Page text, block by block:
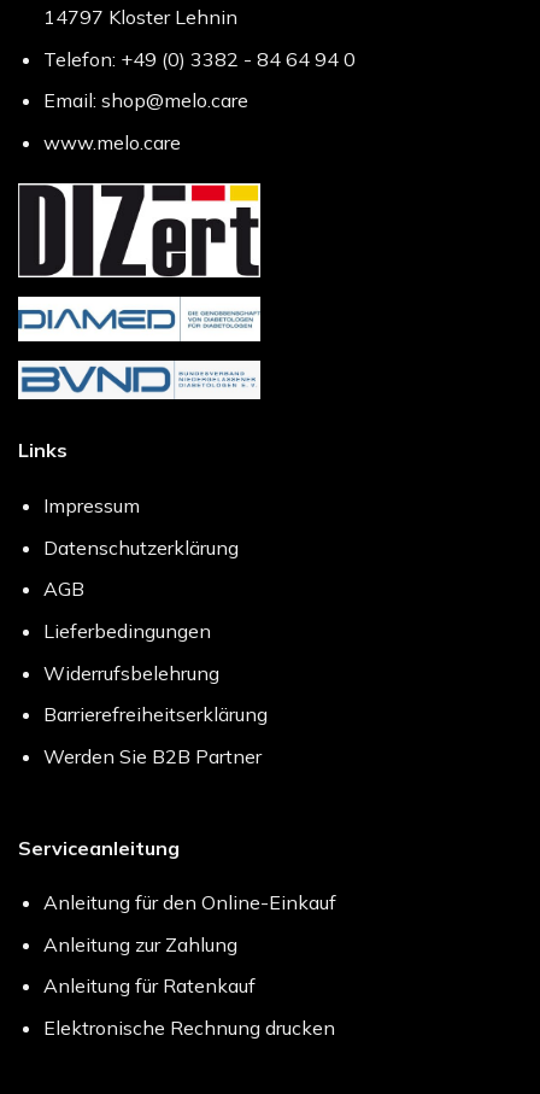
14797 Kloster Lehnin
Telefon: +49 (0) 3382 - 84 64 94 0
Email: shop@melo.care
www.melo.care
Links
Impressum
Datenschutzerklärung
AGB
Lieferbedingungen
Widerrufsbelehrung
Barrierefreiheitserklärung
Werden Sie B2B Partner
Serviceanleitung
Anleitung für den Online-Einkauf
Anleitung zur Zahlung
Anleitung für Ratenkauf
Elektronische Rechnung drucken